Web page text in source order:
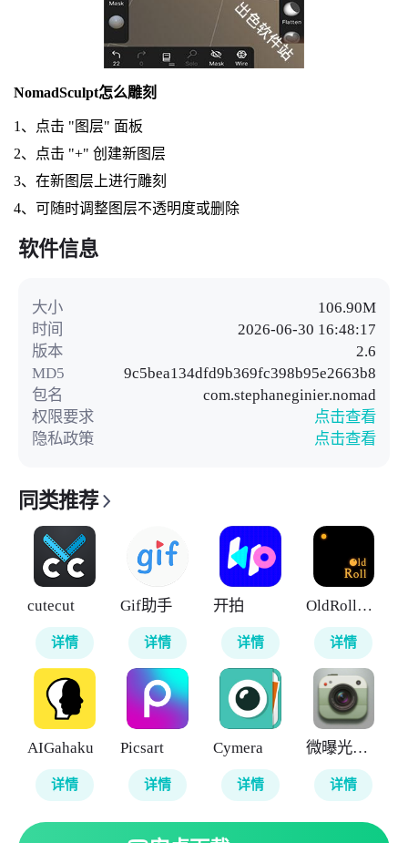
NomadSculpt怎么雕刻
1、点击 "图层" 面板
2、点击 "+" 创建新图层
3、在新图层上进行雕刻
4、可随时调整图层不透明度或删除
软件信息
大小
106.90M
时间
2026-06-30 16:48:17
版本
2.6
MD5
9c5bea134dfd9b369fc398b95e2663b8
包名
com.stephaneginier.nomad
权限要求
点击查看
隐私政策
点击查看
同类推荐
cutecut
详情
Gif助手
详情
开拍
详情
OldRoll复古胶片相机
详情
AIGahaku
详情
Picsart
详情
Cymera
详情
微曝光相机
详情